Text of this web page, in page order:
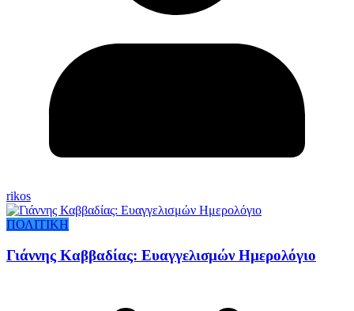
rikos
ΠΟΛΙΤΙΚΗ
Γιάννης Καββαδίας: Ευαγγελισμών Ημερολόγιο